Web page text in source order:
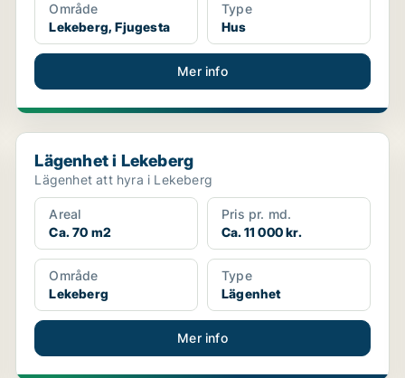
Område
Lekeberg, Fjugesta
Type
Hus
Mer info
Lägenhet i Lekeberg
Lägenhet i Lekeberg
Lägenhet att hyra i Lekeberg
Areal
Ca. 70 m2
Pris pr. md.
Ca. 11 000 kr.
Område
Lekeberg
Type
Lägenhet
Mer info